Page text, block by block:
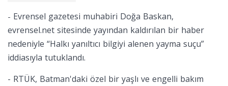
- Evrensel gazetesi muhabiri Doğa Baskan,
evrensel.net sitesinde yayından kaldırılan bir haber
nedeniyle “Halkı yanıltıcı bilgiyi alenen yayma suçu”
iddiasıyla tutuklandı.
- RTÜK, Batman'daki özel bir yaşlı ve engelli bakım